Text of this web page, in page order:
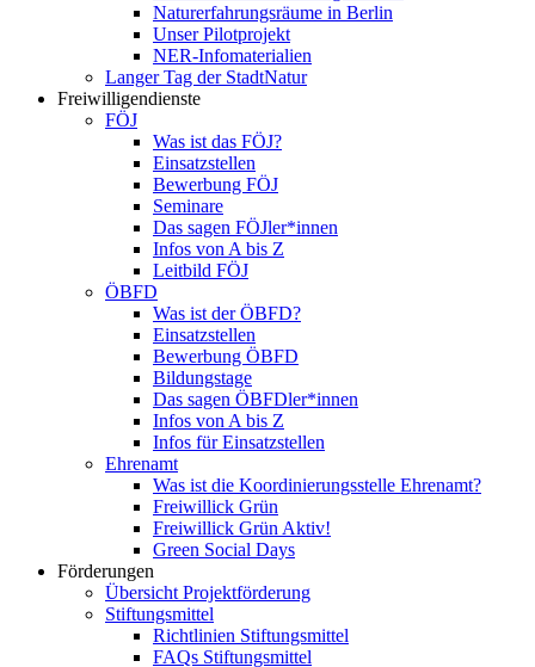
Naturerfahrungsräume in Berlin
Unser Pilotprojekt
NER-Infomaterialien
Langer Tag der StadtNatur
Freiwilligendienste
FÖJ
Was ist das FÖJ?
Einsatzstellen
Bewerbung FÖJ
Seminare
Das sagen FÖJler*innen
Infos von A bis Z
Leitbild FÖJ
ÖBFD
Was ist der ÖBFD?
Einsatzstellen
Bewerbung ÖBFD
Bildungstage
Das sagen ÖBFDler*innen
Infos von A bis Z
Infos für Einsatzstellen
Ehrenamt
Was ist die Koordinierungsstelle Ehrenamt?
Freiwillick Grün
Freiwillick Grün Aktiv!
Green Social Days
Förderungen
Übersicht Projektförderung
Stiftungsmittel
Richtlinien Stiftungsmittel
FAQs Stiftungsmittel